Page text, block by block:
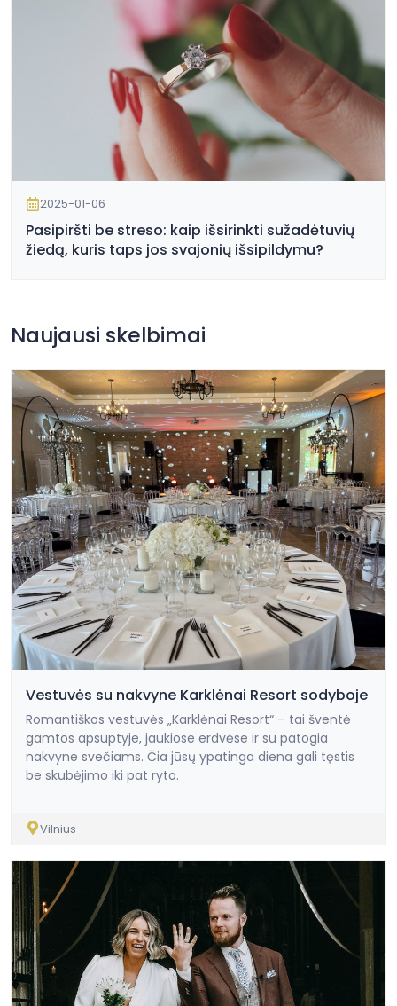
2025-01-06
Pasipiršti be streso: kaip išsirinkti sužadėtuvių
žiedą, kuris taps jos svajonių išsipildymu?
Naujausi skelbimai
Vestuvės su nakvyne Karklėnai Resort sodyboje
Romantiškos vestuvės „Karklėnai Resort“ – tai šventė
gamtos apsuptyje, jaukiose erdvėse ir su patogia
nakvyne svečiams. Čia jūsų ypatinga diena gali tęstis
be skubėjimo iki pat ryto.
Vilnius